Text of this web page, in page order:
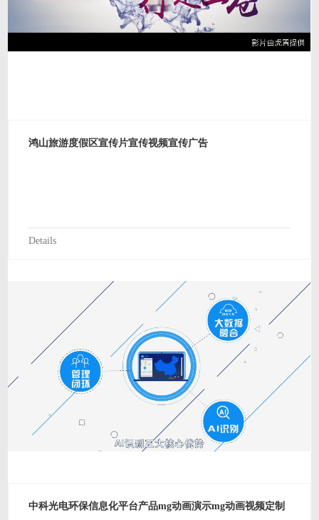
鸿山旅游度假区宣传片宣传视频宣传广告
Details
中科光电环保信息化平台产品mg动画演示mg动画视频定制